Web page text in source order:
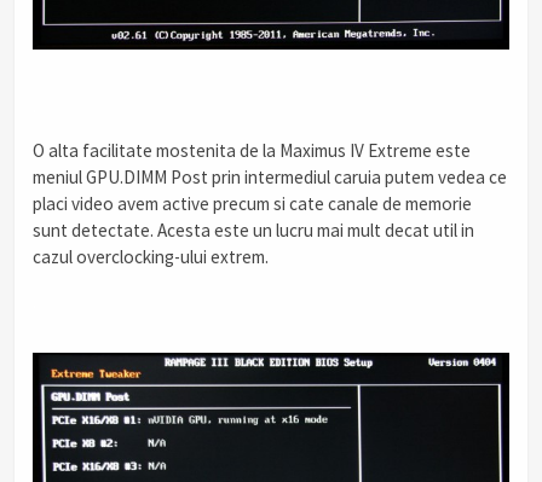
O alta facilitate mostenita de la Maximus IV Extreme este
meniul GPU.DIMM Post prin intermediul caruia putem vedea ce
placi video avem active precum si cate canale de memorie
sunt detectate. Acesta este un lucru mai mult decat util in
cazul overclocking-ului extrem.